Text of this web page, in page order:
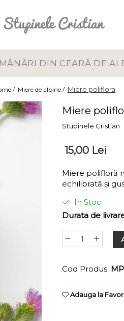
DIN CEARĂ DE
/ Miere de albine / Miere poliflora
Miere
Stupinele Cristian
15,00 Lei
Miere polifloră
echilibrată și
In Stoc
Durata de
Cod Produs:
Adauga la